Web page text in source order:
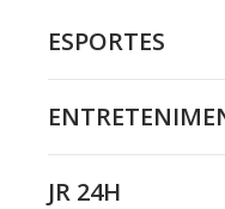
ESPORTES
JR 24H